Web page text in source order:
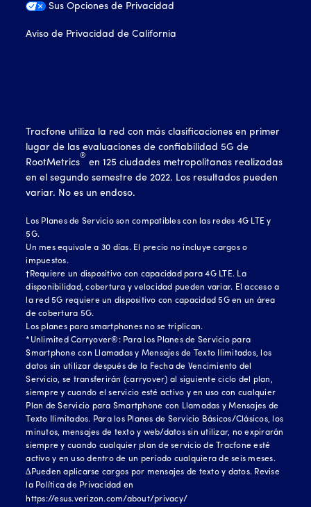
Sus Opciones de Privacidad
Aviso de Privacidad de California
Tracfone utiliza la red con más clasificaciones en primer
lugar de las evaluaciones de confiabilidad 5G de
RootMetrics
®
en 125 ciudades metropolitanas realizadas
en el segundo semestre de 2022. Los resultados pueden
variar. No es un endoso.
Los Planes de Servicio son compatibles con las redes 4G LTE y
5G.
Un mes equivale a 30 días. El precio no incluye cargos o
impuestos.
†Requiere un dispositivo con capacidad para 4G LTE. La
disponibilidad, cobertura y velocidad pueden variar. El acceso a
la red 5G requiere un dispositivo con capacidad 5G en un área
de cobertura 5G.
Los planes para smartphones no se triplican.
*Unlimited Carryover®: Para los Planes de Servicio para
Smartphone con Llamadas y Mensajes de Texto Ilimitados, los
datos sin utilizar después de la Fecha de Vencimiento del
Servicio, se transferirán (carryover) al siguiente ciclo del plan,
siempre y cuando el servicio esté activo y en uso con cualquier
Plan de Servicio para Smartphone con Llamadas y Mensajes de
Texto Ilimitados. Para los Planes de Servicio Básicos/Clásicos, los
minutos, mensajes de texto y web/datos sin utilizar, no expirarán
siempre y cuando cualquier plan de servicio de Tracfone esté
activo y en uso dentro de un período cualquiera de seis meses.
∆Pueden aplicarse cargos por mensajes de texto y datos. Revise
la Política de Privacidad en
https://esus.verizon.com/about/privacy/